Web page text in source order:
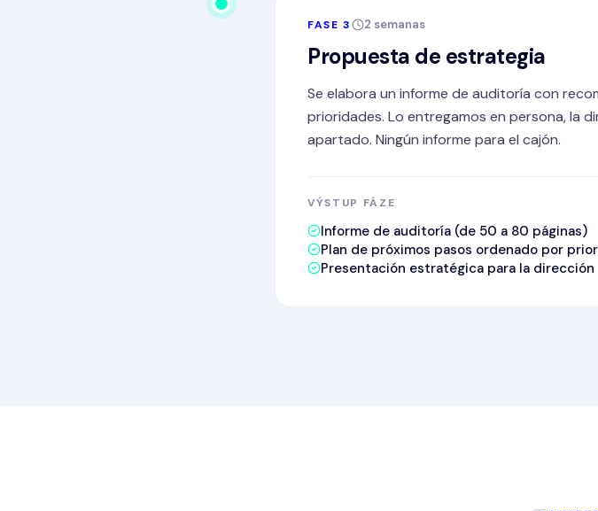
FASE 3 2 semanas
Propuesta de estrategia
Se elabora un informe de auditoría con
prioridades. Lo entregamos en persona, la
apartado. Ningún informe para el cajón.
VÝSTUP FÁZE
Informe de auditoría (de 50 a 80 páginas)
Plan de próximos pasos ordenado por
Presentación estratégica para la dirección